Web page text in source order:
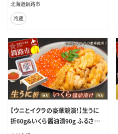
北海道釧路市
冷蔵
【ウニとイクラの豪華競演！】生うに
折60g&いくら醤油漬90g ふるさと
納税 うに いくら F4F-8822